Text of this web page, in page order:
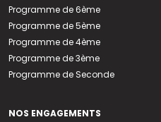
Programme de 6ème
Programme de 5ème
Programme de 4ème
Programme de 3ème
Programme de Seconde
NOS ENGAGEMENTS